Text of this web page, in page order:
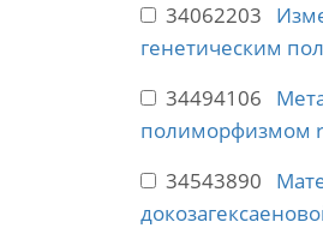
34062203
генетическим
34494106
полиморфизмом
34543890